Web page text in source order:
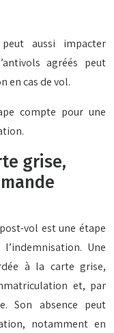
aussi impacter
agréés peut
en cas de vol.
compte pour une
grise,
vol est une étape
Une
à la carte grise,
et, par
Son absence peut
notamment en